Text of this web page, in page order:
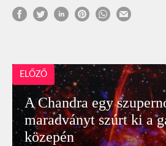
ELŐZŐ
A Chandra egy
maradványt szúrt ki a
közepén